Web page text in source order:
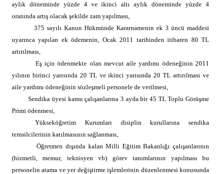
aylık döneminde yüzde 4 ve ikinci altı aylık döneminde yüzde 4
oranında artış olacak şekilde zam yapılması,
375 sayılı Kanun Hükmünde Kararnamenin ek 3 üncü maddesi
uyarınca yapılan ek ödemenin, Ocak 2011 tarihinden itibaren 80 TL
artırılması,
Eş için ödenmekte olan mevcut aile yardımı ödeneğinin 2011
yılının birinci yarısında 20 TL ve ikinci yarısında 20 TL artırılması ve
aile yardımı ödeneğinin sözleşmeli personele de verilmesi,
Sendika üyesi kamu çalışanlarına 3 ayda bir 45 TL Toplu Görüşme
Primi ödenmesi,
Yükseköğretim Kurumları disiplin kurullarına sendika
temsilcilerinin katılmasının sağlanması,
Öğretmen dışında kalan Milli Eğitim Bakanlığı çalışanlarının
(hizmetli, memur, teknisyen vb) görev tanımlarının yapılması bu
personelin atama ve yer değiştirme işlemlerinin düzenlenmesi konusunda